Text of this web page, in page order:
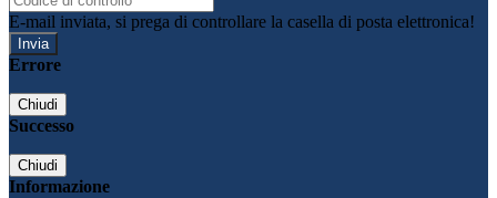
E-mail inviata, si prega di controllare la casella di posta elettronica!
Errore
Chiudi
Successo
Chiudi
Informazione